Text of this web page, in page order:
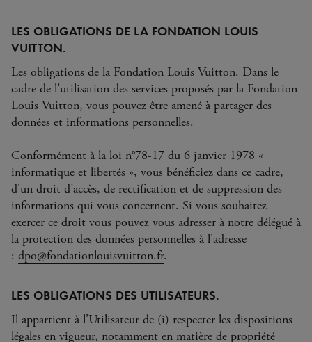
LES OBLIGATIONS DE LA FONDATION LOUIS
VUITTON.
Les obligations de la Fondation Louis Vuitton. Dans le
cadre de l’utilisation des services proposés par la Fondation
Louis Vuitton, vous pouvez être amené à partager des
données et informations personnelles.
Conformément à la loi n°78-17 du 6 janvier 1978 «
informatique et libertés », vous bénéficiez dans ce cadre,
d'un droit d’accès, de rectification et de suppression des
informations qui vous concernent. Si vous souhaitez
exercer ce droit vous pouvez vous adresser à notre délégué à
la protection des données personnelles à l'adresse
: dpo@fondationlouisvuitton.fr.
LES OBLIGATIONS DES UTILISATEURS.
Il appartient à l’Utilisateur de (i) respecter les dispositions
légales en vigueur, notamment en matière de propriété